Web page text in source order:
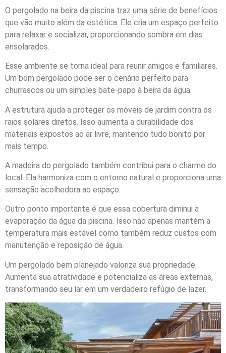
O pergolado na beira da piscina traz uma série de benefícios
que vão muito além da estética. Ele cria um espaço perfeito
para relaxar e socializar, proporcionando sombra em dias
ensolarados.
Esse ambiente se torna ideal para reunir amigos e familiares.
Um bom pergolado pode ser o cenário perfeito para
churrascos ou um simples bate-papo à beira da água.
A estrutura ajuda a proteger os móveis de jardim contra os
raios solares diretos. Isso aumenta a durabilidade dos
materiais expostos ao ar livre, mantendo tudo bonito por
mais tempo.
A madeira do pergolado também contribui para o charme do
local. Ela harmoniza com o entorno natural e proporciona uma
sensação acolhedora ao espaço.
Outro ponto importante é que essa cobertura diminui a
evaporação da água da piscina. Isso não apenas mantém a
temperatura mais estável como também reduz custos com
manutenção e reposição de água.
Um pergolado bem planejado valoriza sua propriedade.
Aumenta sua atratividade e potencializa as áreas externas,
transformando seu lar em um verdadeiro refúgio de lazer.